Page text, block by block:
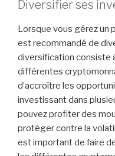
Diversifier ses
Lorsque vous gérez un
est recommandé de
diversification consiste
différentes
d’accroître les
investissant dans
pouvez profiter des
protéger contre la
est important de faire